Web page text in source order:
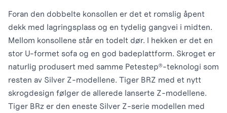
Foran den dobbelte konsollen er det et romslig åpent
dekk med lagringsplass og en tydelig gangvei i midten.
Mellom konsollene står en todelt dør. I hekken er det en
stor U-formet sofa og en god badeplattform. Skroget er
naturlig produsert med samme Petestep®-teknologi som
resten av Silver Z-modellene. Tiger BRZ med et nytt
skrogdesign følger de allerede lanserte Z-modellene.
Tiger BRz er den eneste Silver Z-serie modellen med